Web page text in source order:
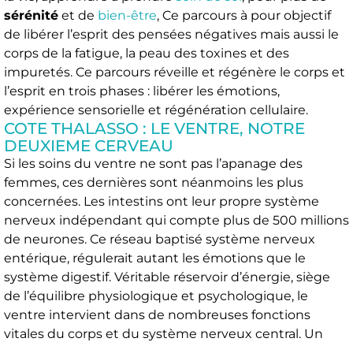
sérénité et de bien-être, Ce parcours à pour objectif
de libérer l’esprit des pensées négatives mais aussi le
corps de la fatigue, la peau des toxines et des
impuretés. Ce parcours réveille et régénère le corps et
l’esprit en trois phases : libérer les émotions,
expérience sensorielle et régénération cellulaire.
COTE THALASSO : LE VENTRE, NOTRE
DEUXIEME CERVEAU
Si les soins du ventre ne sont pas l’apanage des
femmes, ces dernières sont néanmoins les plus
concernées. Les intestins ont leur propre système
nerveux indépendant qui compte plus de 500 millions
de neurones. Ce réseau baptisé système nerveux
entérique, régulerait autant les émotions que le
système digestif. Véritable réservoir d’énergie, siège
de l’équilibre physiologique et psychologique, le
ventre intervient dans de nombreuses fonctions
vitales du corps et du système nerveux central. Un